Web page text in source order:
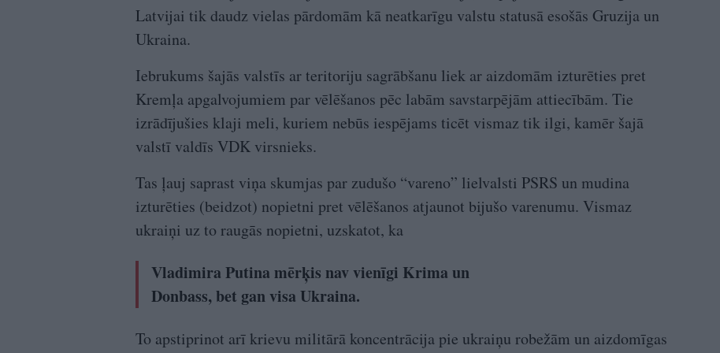
Latvijai tik daudz vielas pārdomām kā neatkarīgu valstu statusā esošās Gruzija un
Ukraina.
Iebrukums šajās valstīs ar teritoriju sagrābšanu liek ar aizdomām izturēties pret
Kremļa apgalvojumiem par vēlēšanos pēc labām savstarpējām attiecībām. Tie
izrādījušies klaji meli, kuriem nebūs iespējams ticēt vismaz tik ilgi, kamēr šajā
valstī valdīs VDK virsnieks.
Tas ļauj saprast viņa skumjas par zudušo “vareno” lielvalsti PSRS un mudina
izturēties (beidzot) nopietni pret vēlēšanos atjaunot bijušo varenumu. Vismaz
ukraiņi uz to raugās nopietni, uzskatot, ka
Vladimira Putina mērķis nav vienīgi Krima un
Donbass, bet gan visa Ukraina.
To apstiprinot arī krievu militārā koncentrācija pie ukraiņu robežām un aizdomīgas